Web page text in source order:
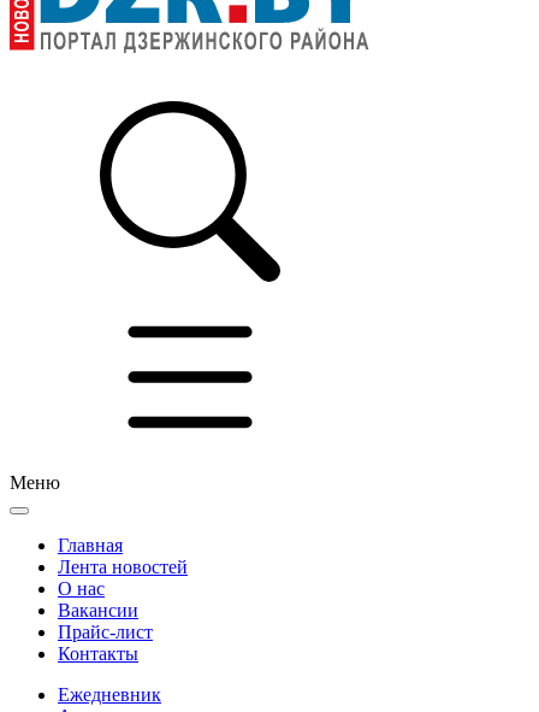
Меню
Главная
Лента новостей
О нас
Вакансии
Прайс-лист
Контакты
Ежедневник